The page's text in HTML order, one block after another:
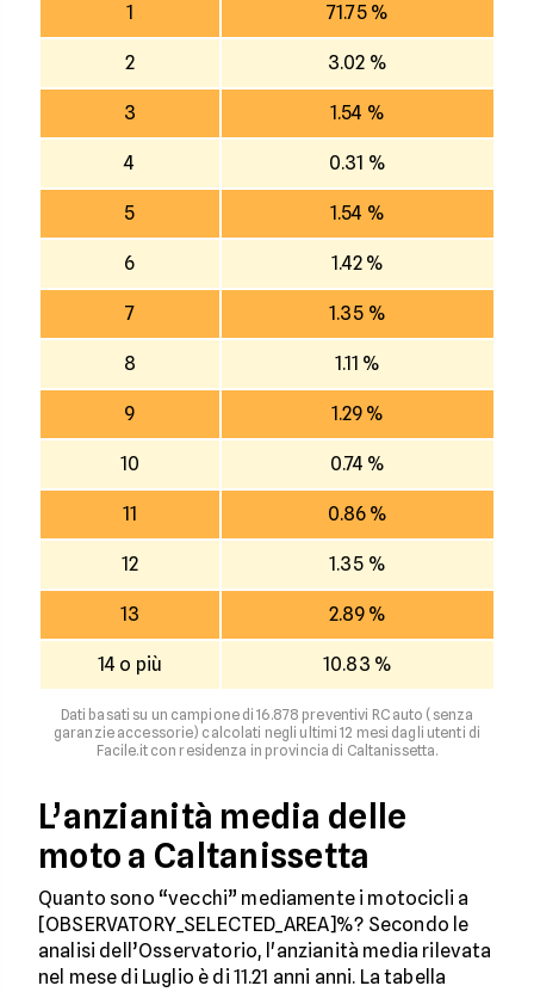
1 71.75 %
2 3.02 %
3 1.54 %
4 0.31 %
5 1.54 %
6 1.42 %
7 1.35 %
8 1.11 %
9 1.29 %
10 0.74 %
11 0.86 %
12 1.35 %
13 2.89 %
14 o più 10.83 %
Dati basati su un campione di 16.878 preventivi RC auto (senza
garanzie accessorie) calcolati negli ultimi 12 mesi dagli utenti di
Facile.it con residenza in provincia di Caltanissetta.
L’anzianità media delle
moto a Caltanissetta
Quanto sono “vecchi” mediamente i motocicli a
[OBSERVATORY_SELECTED_AREA]%? Secondo le
analisi dell’Osservatorio, l'anzianità media rilevata
nel mese di Luglio è di 11.21 anni anni. La tabella